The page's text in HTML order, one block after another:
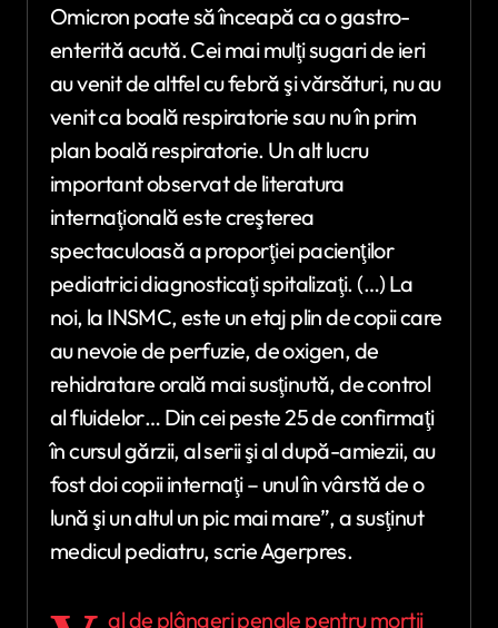
Omicron poate să înceapă ca o gastro-
enterită acută. Cei mai mulţi sugari de ieri
au venit de altfel cu febră şi vărsături, nu au
venit ca boală respiratorie sau nu în prim
plan boală respiratorie. Un alt lucru
important observat de literatura
internaţională este creşterea
spectaculoasă a proporţiei pacienţilor
pediatrici diagnosticaţi spitalizaţi. (…) La
noi, la INSMC, este un etaj plin de copii care
au nevoie de perfuzie, de oxigen, de
rehidratare orală mai susţinută, de control
al fluidelor… Din cei peste 25 de confirmaţi
în cursul gărzii, al serii şi al după-amiezii, au
fost doi copii internaţi – unul în vârstă de o
lună şi un altul un pic mai mare”, a susţinut
medicul pediatru, scrie Agerpres.
al de plângeri penale pentru morții